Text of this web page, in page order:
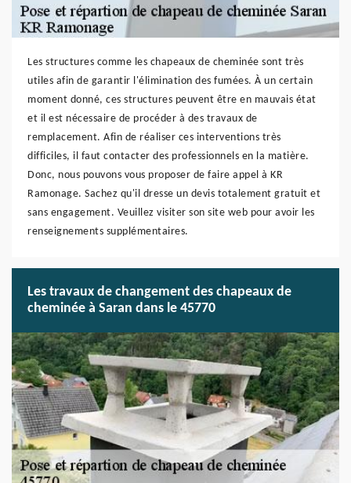
Les structures comme les chapeaux de cheminée sont très
utiles afin de garantir l'élimination des fumées. À un certain
moment donné, ces structures peuvent être en mauvais état
et il est nécessaire de procéder à des travaux de
remplacement. Afin de réaliser ces interventions très
difficiles, il faut contacter des professionnels en la matière.
Donc, nous pouvons vous proposer de faire appel à KR
Ramonage. Sachez qu'il dresse un devis totalement gratuit et
sans engagement. Veuillez visiter son site web pour avoir les
renseignements supplémentaires.
Les travaux de changement des chapeaux de
cheminée à Saran dans le 45770